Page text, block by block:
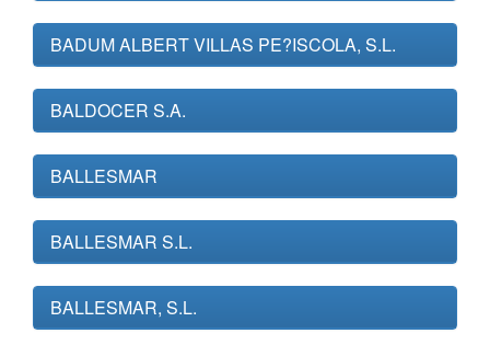
BADUM ALBERT VILLAS PE?ISCOLA, S.L.
BALDOCER S.A.
BALLESMAR
BALLESMAR S.L.
BALLESMAR, S.L.